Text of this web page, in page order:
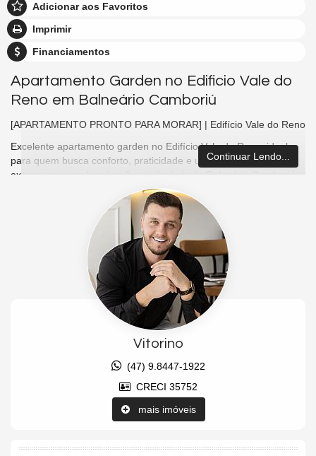
Adicionar aos Favoritos
Imprimir
Financiamentos
Apartamento Garden no Edificio Vale do
Reno em Balneário Camboriú
[APARTAMENTO PRONTO PARA MORAR] | Edifício Vale do Reno
Excelente apartamento garden no Edifício Vale do Reno, ideal
para quem busca conforto, praticidade e um amplo espaço
externo em uma localização privilegiada de Balneário Camboriú.
O imóvel possui 131 m² de área privativa, distribuídos em 2
dormitórios, sendo 1 suíte, banheiro social, sala de estar e jantar
integradas, cozinha, área de serviço e um amplo terraço
privativo, perfeito para momentos de lazer, confraternizações ou
para quem valoriza ambientes ao ar livre.
Conta ainda com 1 vaga de garagem privativa.
Localização privilegiada, na segunda quadra do mar, próximo a
padarias, supermercados, farmácias e uma ampla variedade de
comércios e serviços, proporcionando mais praticidade para o dia
Uma excelente oportunidade para morar ou investir em uma das
regiões mais desejadas de Balneário Camboriú.
Agende sua visita e conheça este excelente imóvel!
Características do Imóvel
Continuar Lendo...
Vitorino
(47) 9.8447-1922
CRECI 35752
mais imóveis